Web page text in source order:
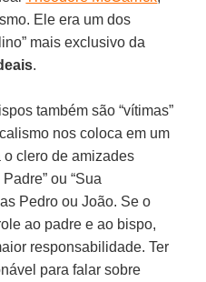
Ele era um dos
mais exclusivo da
.
também são “vítimas”
nos coloca em um
clero de amizades
ou “Sua
Pedro ou João. Se o
ao padre e ao bispo,
responsabilidade. Ter
para falar sobre